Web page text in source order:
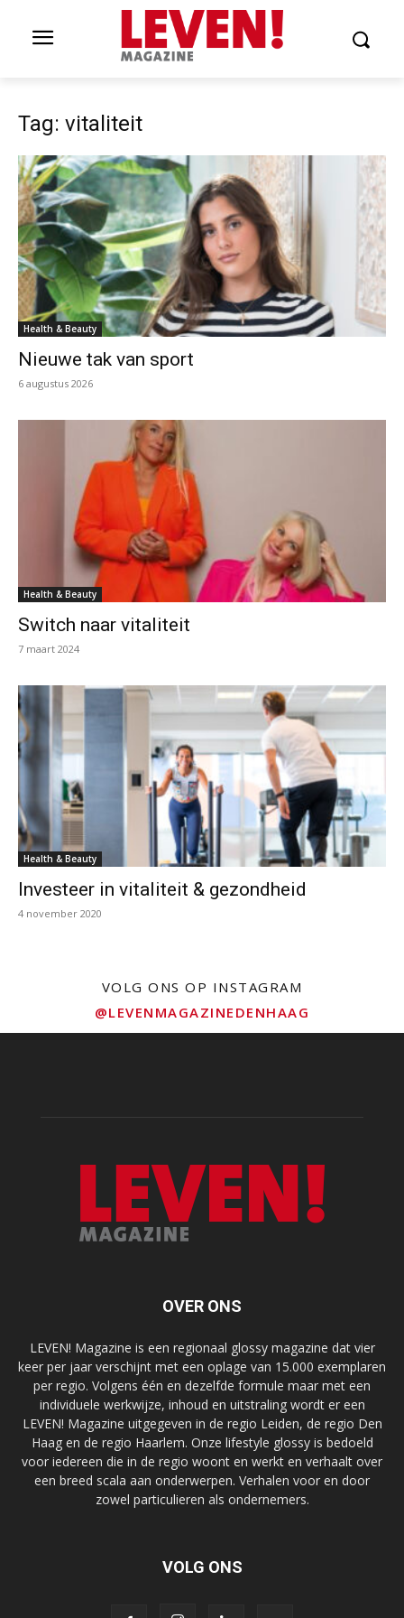
Tag: vitaliteit
Health & Beauty
Nieuwe tak van sport
6 augustus 2026
Health & Beauty
Switch naar vitaliteit
7 maart 2024
Health & Beauty
Investeer in vitaliteit & gezondheid
4 november 2020
VOLG ONS OP INSTAGRAM
@LEVENMAGAZINEDENHAAG
OVER ONS
LEVEN! Magazine is een regionaal glossy magazine dat vier
keer per jaar verschijnt met een oplage van 15.000 exemplaren
per regio. Volgens één en dezelfde formule maar met een
individuele werkwijze, inhoud en uitstraling wordt er een
LEVEN! Magazine uitgegeven in de regio Leiden, de regio Den
Haag en de regio Haarlem. Onze lifestyle glossy is bedoeld
voor iedereen die in de regio woont en werkt en verhaalt over
een breed scala aan onderwerpen. Verhalen voor en door
zowel particulieren als ondernemers.
VOLG ONS